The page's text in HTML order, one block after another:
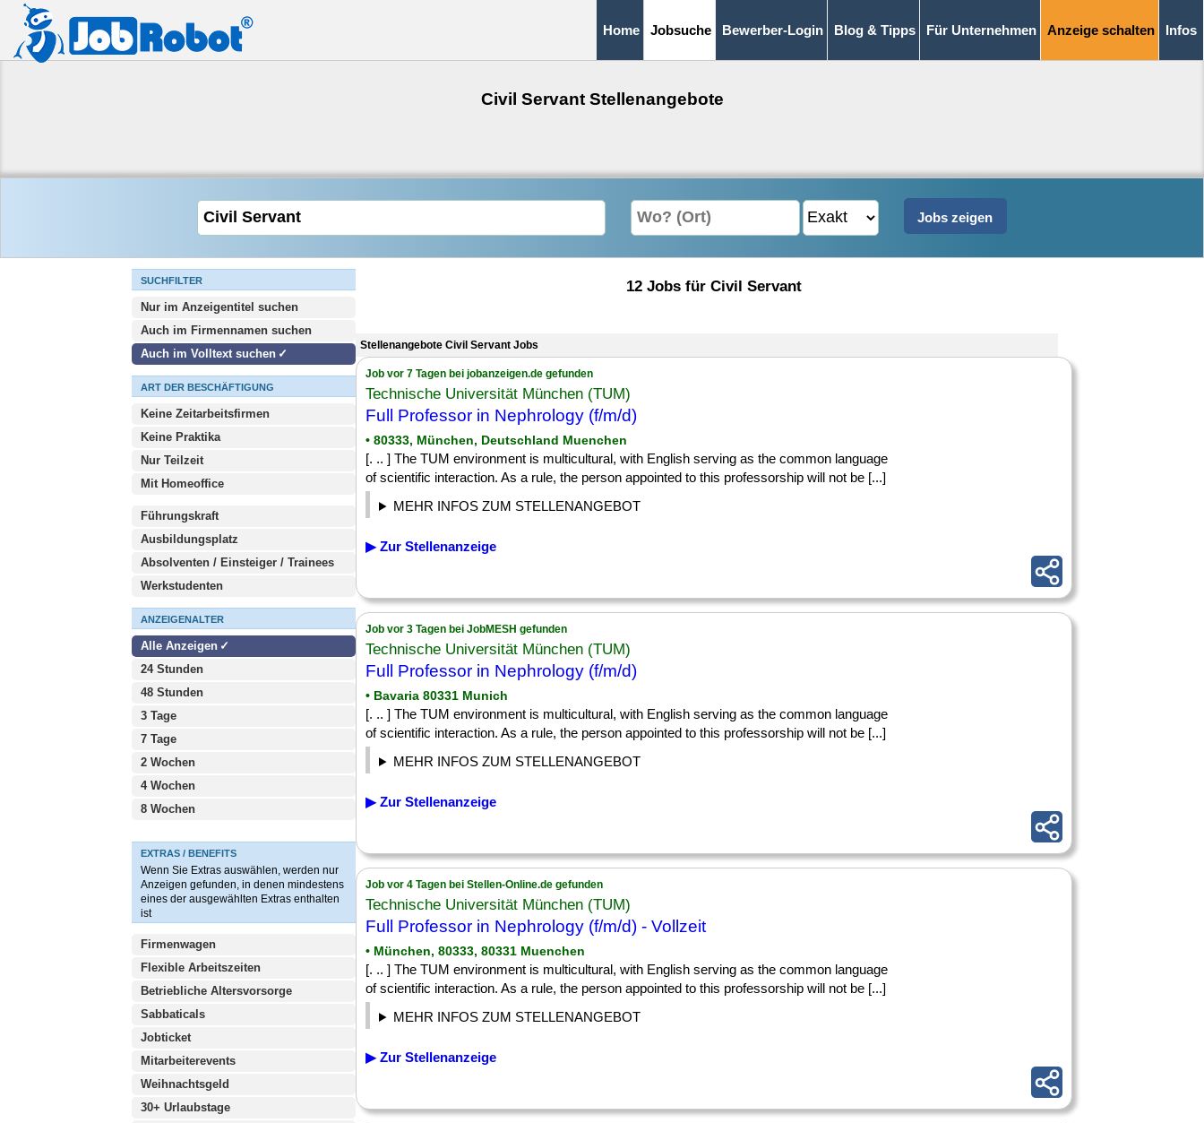
Home Jobsuche Bewerber-Login Blog & Tipps Für Unternehmen Anzeige schalten Infos
Civil Servant Stellenangebote
SUCHFILTER
Nur im Anzeigentitel suchen
Auch im Firmennamen suchen
Auch im Volltext suchen
ART DER BESCHÄFTIGUNG
Keine Zeitarbeitsfirmen
Keine Praktika
Nur Teilzeit
Mit Homeoffice
Führungskraft
Ausbildungsplatz
Absolventen / Einsteiger / Trainees
Werkstudenten
ANZEIGENALTER
Alle Anzeigen
24 Stunden
48 Stunden
3 Tage
7 Tage
2 Wochen
4 Wochen
8 Wochen
EXTRAS / BENEFITS
Wenn Sie Extras auswählen, werden nur
Anzeigen gefunden, in denen mindestens
eines der ausgewählten Extras enthalten
ist
Firmenwagen
Flexible Arbeitszeiten
Betriebliche Altersvorsorge
Sabbaticals
Jobticket
Mitarbeiterevents
Weihnachtsgeld
30+ Urlaubstage
12 Jobs für Civil Servant
Stellenangebote Civil Servant Jobs
Job vor 7 Tagen bei jobanzeigen.de gefunden
Technische Universität München (TUM)
Full Professor in Nephrology (f/m/d)
• 80333, München, Deutschland Muenchen
[. .. ] The TUM environment is multicultural, with English serving as the common language
of scientific interaction. As a rule, the person appointed to this professorship will not be [...]
MEHR INFOS ZUM STELLENANGEBOT
▶ Zur Stellenanzeige
Job vor 3 Tagen bei JobMESH gefunden
Technische Universität München (TUM)
Full Professor in Nephrology (f/m/d)
• Bavaria 80331 Munich
[. .. ] The TUM environment is multicultural, with English serving as the common language
of scientific interaction. As a rule, the person appointed to this professorship will not be [...]
MEHR INFOS ZUM STELLENANGEBOT
▶ Zur Stellenanzeige
Job vor 4 Tagen bei Stellen-Online.de gefunden
Technische Universität München (TUM)
Full Professor in Nephrology (f/m/d) - Vollzeit
• München, 80333, 80331 Muenchen
[. .. ] The TUM environment is multicultural, with English serving as the common language
of scientific interaction. As a rule, the person appointed to this professorship will not be [...]
MEHR INFOS ZUM STELLENANGEBOT
▶ Zur Stellenanzeige